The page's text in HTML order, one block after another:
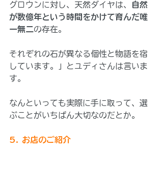
グロウンに対し、天然ダイヤは、
自然
が数億年という時間をかけて育んだ唯
一無二の存在。
それぞれの石が異なる個性と物語を宿
しています。」とユディさんは言いま
す。
なんといっても実際に手に取って、選
ぶことがいちばん大切なのだとか。
5. お店のご紹介